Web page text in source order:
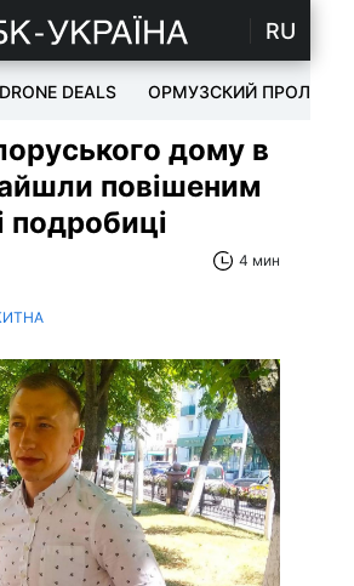
RU
DRONE DEALS ОРМУЗСКИЙ ПРОЛИВ
дому в
повішеним
подробиці
4 мин